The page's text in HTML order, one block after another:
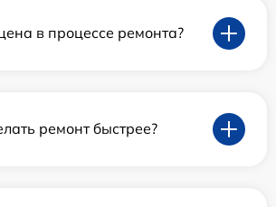
в процессе ремонта?
ремонт быстрее?